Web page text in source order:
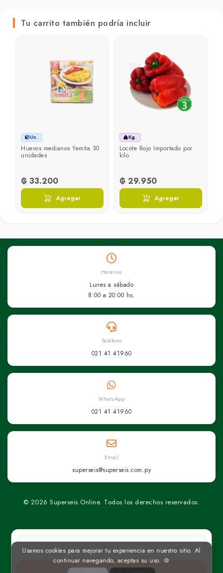
un
Tu carrito también podría incluir
Un.
Huevos medianos Yemita 30
unidades
₲ 33.200
Agregar
Kg.
Locote Rojo Importado por
kilo
₲ 29.950
Agregar
Horarios
Lunes a sábado
8:00 a 20:00 hs.
Teléfono
021 41 41960
WhatsApp
021 41 41960
Email
superseis@superseis.com.py
© 2026 Superseis Online. Todos los derechos reservados.
Usamos cookies para mejorar tu experiencia en nuestro sitio. Al
continuar navegando, aceptas su uso. 🍪